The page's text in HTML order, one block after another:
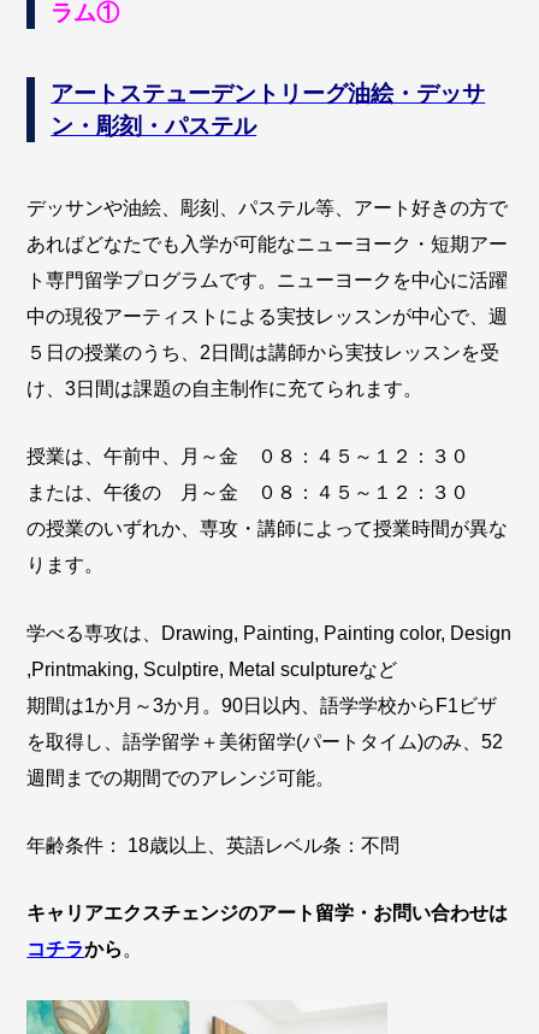
ラム①
アートステューデントリーグ油絵・デッサ
ン・彫刻・パステル
デッサンや油絵、彫刻、パステル等、アート好きの方で
あればどなたでも入学が可能なニューヨーク・短期アー
ト専門留学プログラムです。ニューヨークを中心に活躍
中の現役アーティストによる実技レッスンが中心で、週
５日の授業のうち、2日間は講師から実技レッスンを受
け、3日間は課題の自主制作に充てられます。
授業は、午前中、月～金 ０８：４５～１２：３０
または、午後の 月～金 ０８：４５～１２：３０
の授業のいずれか、専攻・講師によって授業時間が異な
ります。
学べる専攻は、Drawing, Painting, Painting color, Design
,Printmaking, Sculptire, Metal sculptureなど
期間は1か月～3か月。90日以内、語学学校からF1ビザ
を取得し、語学留学＋美術留学(パートタイム)のみ、52
週間までの期間でのアレンジ可能。
年齢条件： 18歳以上、英語レベル条：不問
キャリアエクスチェンジのアート留学・お問い合わせは
コチラから。